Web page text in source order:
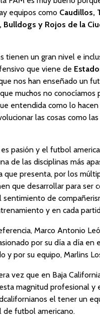
equipos como Caudillos,
Bulldogs y Rojos de la
tienen un gran nivel e
que viene de
nos han enseñado un
muchos no conocíamos
entendida como lo
las cosas como
pasión y el futbol
de las disciplinas más
que presenta, por los
que desarrollar para ser
sentimiento de
y en cada
Marco Antonio
por su día a día en
y por su equipo, Marlins
vez que en Baja
magnitud profesional y
el tener un
de futbol americano.